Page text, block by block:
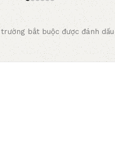
trường bắt buộc được đánh dấu